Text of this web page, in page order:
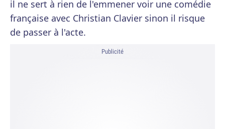
il ne sert à rien de l'emmener voir une comédie
française avec Christian Clavier sinon il risque
de passer à l'acte.
Publicité